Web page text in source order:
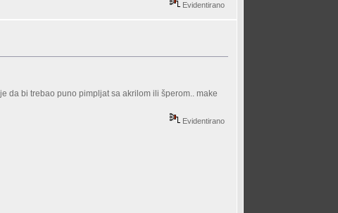
Evidentirano
da bi trebao puno pimpljat sa akrilom ili šperom.. make
Evidentirano